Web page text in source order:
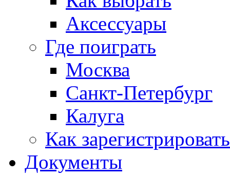
Аксессуары
Где поиграть
Москва
Санкт-Петербург
Калуга
Как
Документы